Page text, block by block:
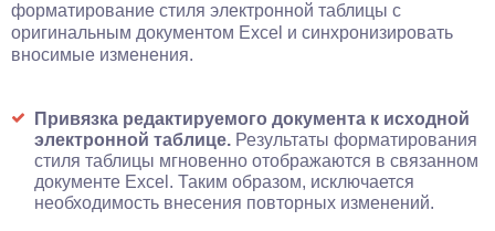
форматирование стиля электронной таблицы с
оригинальным документом Excel и синхронизировать
вносимые изменения.
Привязка редактируемого документа к исходной
электронной таблице. Результаты форматирования
стиля таблицы мгновенно отображаются в связанном
документе Excel. Таким образом, исключается
необходимость внесения повторных изменений.